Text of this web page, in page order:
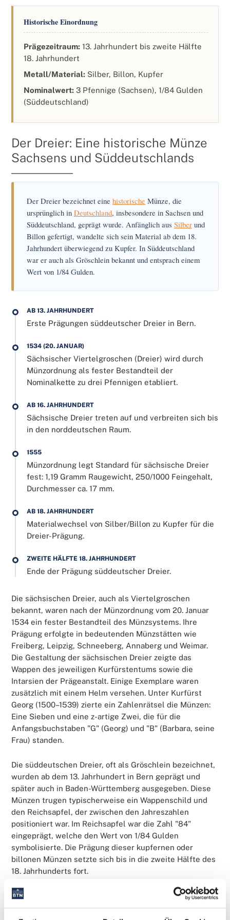
Historische Einordnung
Prägezeitraum: 13. Jahrhundert bis zweite Hälfte
18. Jahrhundert
Metall/Material: Silber, Billon, Kupfer
Nominalwert: 3 Pfennige (Sachsen), 1/84 Gulden
(Süddeutschland)
Der Dreier: Eine historische Münze
Sachsens und Süddeutschlands
Der Dreier bezeichnet eine historische Münze, die
ursprünglich in Deutschland, insbesondere in Sachsen und
Süddeutschland, geprägt wurde. Anfänglich aus Silber und
Billon gefertigt, wandelte sich sein Material ab dem 18.
Jahrhundert überwiegend zu Kupfer. In Süddeutschland
war er auch als Gröschlein bekannt und entsprach einem
Wert von 1/84 Gulden.
AB 13. JAHRHUNDERT
Erste Prägungen süddeutscher Dreier in Bern.
1534 (20. JANUAR)
Sächsischer Viertelgroschen (Dreier) wird durch
Münzordnung als fester Bestandteil der
Nominalkette zu drei Pfennigen etabliert.
AB 16. JAHRHUNDERT
Sächsische Dreier treten auf und verbreiten sich bis
in den norddeutschen Raum.
1555
Münzordnung legt Standard für sächsische Dreier
fest: 1,19 Gramm Raugewicht, 250/1000 Feingehalt,
Durchmesser ca. 17 mm.
AB 18. JAHRHUNDERT
Materialwechsel von Silber/Billon zu Kupfer für die
Dreier-Prägung.
ZWEITE HÄLFTE 18. JAHRHUNDERT
Ende der Prägung süddeutscher Dreier.
Die sächsischen Dreier, auch als Viertelgroschen
bekannt, waren nach der Münzordnung vom 20. Januar
1534 ein fester Bestandteil des Münzsystems. Ihre
Prägung erfolgte in bedeutenden Münzstätten wie
Freiberg, Leipzig, Schneeberg, Annaberg und Weimar.
Die Gestaltung der sächsischen Dreier zeigte das
Wappen des jeweiligen Kurfürstentums sowie die
Intarsien der Prägeanstalt. Einige Exemplare waren
zusätzlich mit einem Helm versehen. Unter Kurfürst
Georg (1500–1539) zierte ein Zahlenrätsel die Münzen:
Eine Sieben und eine z-artige Zwei, die für die
Anfangsbuchstaben "G" (Georg) und "B" (Barbara, seine
Frau) standen.
Die süddeutschen Dreier, oft als Gröschlein bezeichnet,
wurden ab dem 13. Jahrhundert in Bern geprägt und
später auch in Baden-Württemberg ausgegeben. Diese
Münzen trugen typischerweise ein Wappenschild und
den Reichsapfel, der zwischen den Jahreszahlen
positioniert war. Im Reichsapfel war die Zahl "84"
eingeprägt, welche den Wert von 1/84 Gulden
symbolisierte. Die Prägung dieser kupfernen oder
billonen Münzen setzte sich bis in die zweite Hälfte des
18. Jahrhunderts fort.